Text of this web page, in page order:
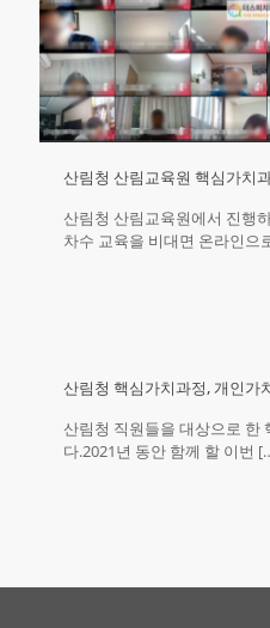
산림청 산림교육원 핵심가치
산림청 산림교육원에서 진행
차수 교육을 비대면 온라인으
산림청 핵심가치과정, 개인가
산림청 직원들을 대상으로 한
다.2021년 동안 함께 할 이번